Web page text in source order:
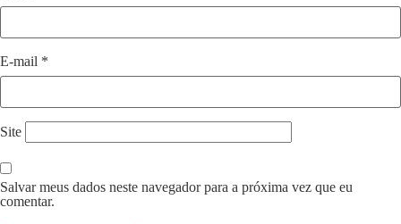
E-mail *
Site
Salvar meus dados neste navegador para a próxima vez que eu
comentar.